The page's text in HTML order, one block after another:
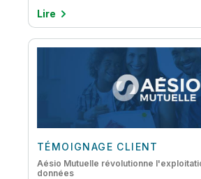
Lire
TÉMOIGNAGE CLIENT
Aésio Mutuelle révolutionne
données